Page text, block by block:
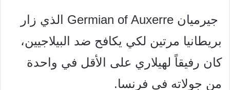
جيرمیان Germian of Auxerre الذي زار
بريطانيا مرتين لكي يكافح ضد البيلاجيين،
كان رفيقاً لهيلاري على الأقل في واحدة
من جولاته في فرنسا.